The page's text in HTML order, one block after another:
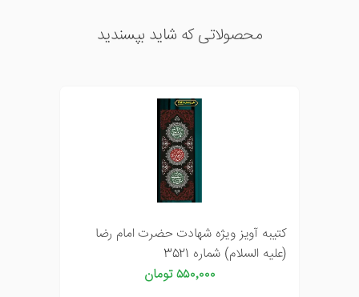
محصولاتی که شاید بپسندید
کتیبه آویز ویژه شهادت حضرت امام رضا
(علیه السلام) شماره 3521
۵۵۰٬۰۰۰ تومان